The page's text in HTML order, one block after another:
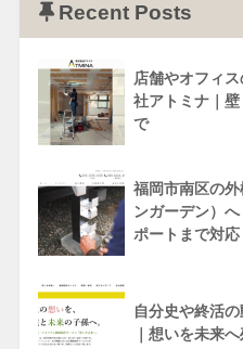
Recent Posts
店舗やオフィ
社アトミナ｜
で
福岡市南区の
ンガーデン）
ポートまで対応
自分史や終活
｜想いを未来